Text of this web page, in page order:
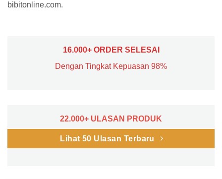
bibitonline.com.
16.000+ ORDER SELESAI
Dengan Tingkat Kepuasan 98%
22.000+ ULASAN PRODUK
Lihat 50 Ulasan Terbaru